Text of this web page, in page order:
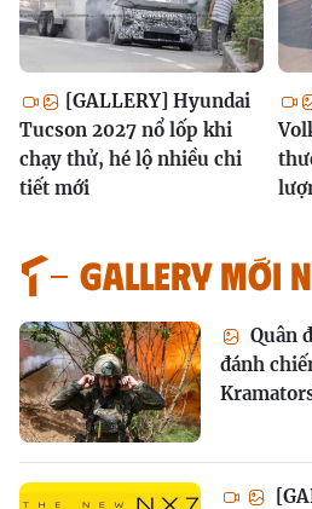
[GALLERY] Hyundai
Tucson 2027 nổ lốp khi
chạy thử, hé lộ nhiều chi
tiết mới
GALLERY MỚI
Quân
đánh